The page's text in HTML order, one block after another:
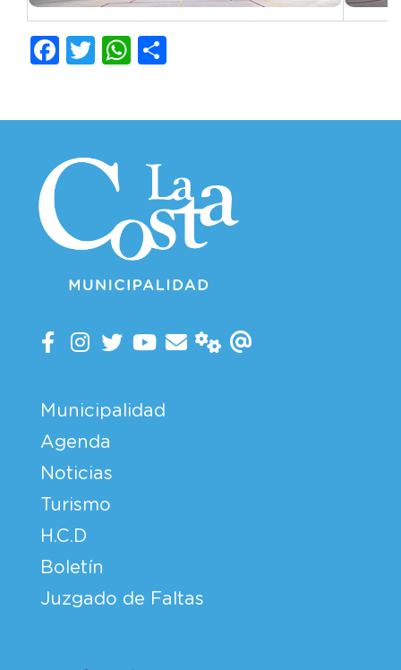
Facebook
TwitterWhatsApp
Municipalidad
Agenda
Noticias
Turismo
H.C.D
Boletín
Juzgado de Faltas